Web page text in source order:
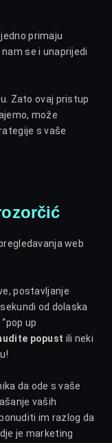
primaju
se i unaprijedi
Zato ovaj pristup
može
s vaše
web
postavljanje
od dolaska
up
popust ili neki
da ode s vaše
vaših
im razlog da
je marketing